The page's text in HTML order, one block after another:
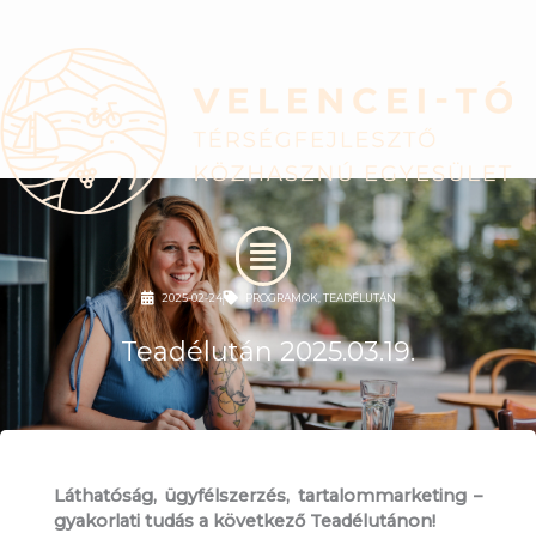
content
Menu
2025-02-24 PROGRAMOK,TEADÉLUTÁN
Teadélután 2025.03.19.
Láthatóság, ügyfélszerzés, tartalommarketing –
gyakorlati tudás a következő Teadélutánon!